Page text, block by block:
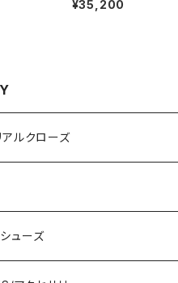
24■M
ミニフリルPT■S26211
¥35,200
ルクローズ
ス
リカーナ
ム
ドバッグ
ューズ